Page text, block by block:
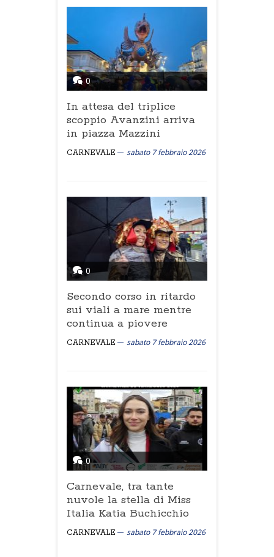
0
In attesa del triplice
scoppio Avanzini arriva
in piazza Mazzini
CARNEVALE sabato 7 febbraio 2026
0
Secondo corso in ritardo
sui viali a mare mentre
continua a piovere
CARNEVALE sabato 7 febbraio 2026
0
Carnevale, tra tante
nuvole la stella di Miss
Italia Katia Buchicchio
CARNEVALE sabato 7 febbraio 2026